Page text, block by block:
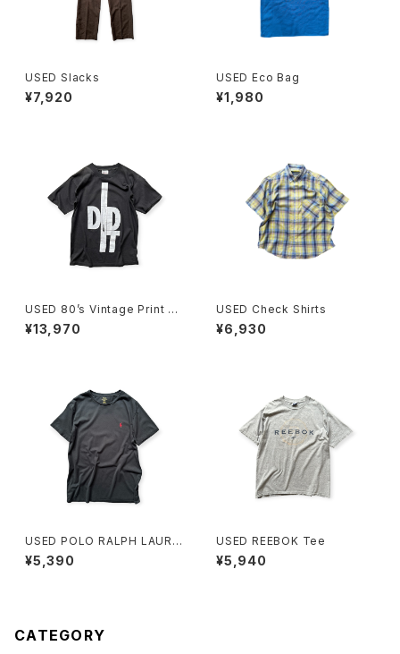
USED Slacks
¥7,920
USED Eco Bag
¥1,980
USED 80’s Vintage Print Te
e
¥13,970
USED Check Shirts
¥6,930
USED POLO RALPH LAURE
N Tee
¥5,390
USED REEBOK Tee
¥5,940
CATEGORY